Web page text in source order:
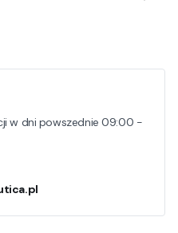
w dni powszednie 09:00 -